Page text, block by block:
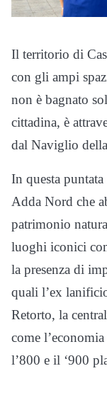
Il territorio di
con gli ampi
non è bagnato
cittadina, è
dal Naviglio
In questa
Adda Nord che
patrimonio
luoghi iconici
la presenza di
quali l’ex
Retorto, la
come
l’800 e il ‘900